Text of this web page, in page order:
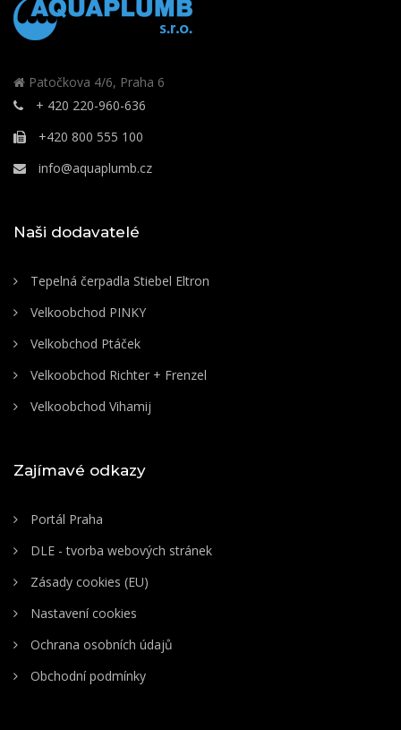
Patočkova 4/6, Praha 6
+ 420 220-960-636
+420 800 555 100
info@aquaplumb.cz
Naši dodavatelé
Tepelná čerpadla Stiebel Eltron
Velkoobchod PINKY
Velkobchod Ptáček
Velkoobchod Richter + Frenzel
Velkoobchod Vihamij
Zajímavé odkazy
Portál Praha
DLE - tvorba webových stránek
Zásady cookies (EU)
Nastavení cookies
Ochrana osobních údajů
Obchodní podmínky